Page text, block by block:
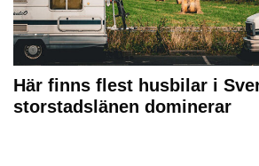
Här finns flest husbilar i
storstadslänen dominerar